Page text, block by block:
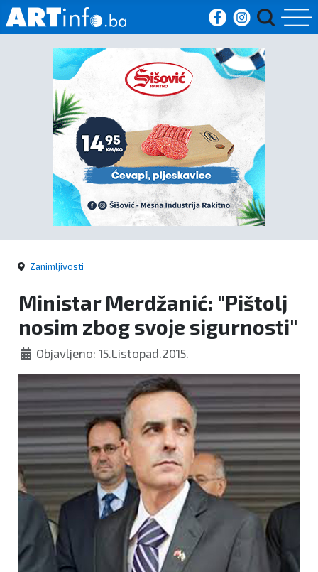
Početna
Vijesti
Sport
Kultura
Crna
kronika
Politika
Zanimljivosti
Zanimljivosti
Ministar Merdžanić: "Pištolj
nosim zbog svoje sigurnosti"
Objavljeno: 15.Listopad.2015.